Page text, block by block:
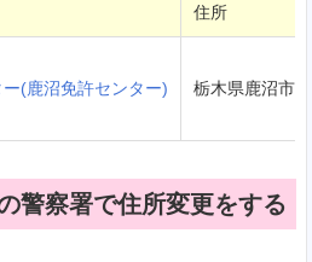
住所
(鹿沼免許センター) 栃木県鹿沼市
警察署で住所変更をする